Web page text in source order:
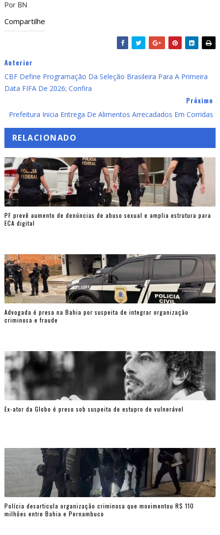
Por BN
Compartilhe
Anterior
CBF Define Programação Da Seleção Brasileira Para A Primeira
Data FIFA De 2026; Confira
Próximo
Prefeitura Inicia Entrega De Alimentos Arrecadados Em Corridas
RELACIONADO
PF prevê aumento de denúncias de abuso sexual e amplia estrutura para
ECA digital
Advogada é presa na Bahia por suspeita de integrar organização
criminosa e fraude
Ex-ator da Globo é preso sob suspeita de estupro de vulnerável
Polícia desarticula organização criminosa que movimentou R$ 110
milhões entre Bahia e Pernambuco